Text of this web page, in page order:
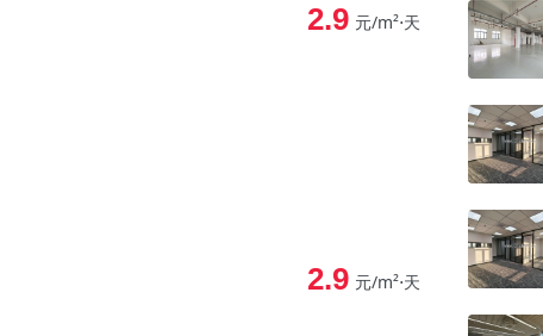
2.9 元/m²⋅天
2.9 元/m²⋅天